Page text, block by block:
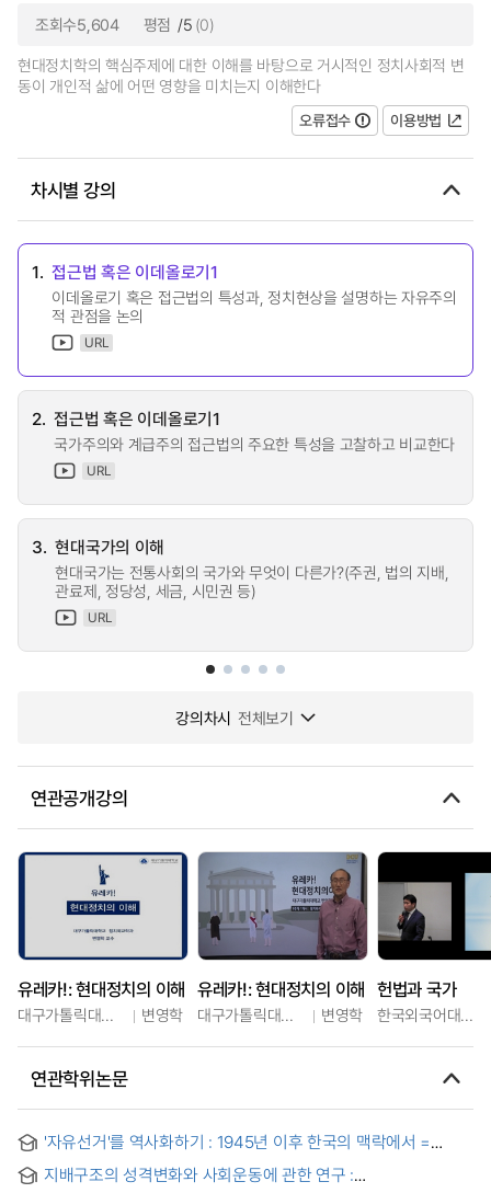
조회수5,604 평점 /5 (0)
현대정치학의 핵심주제에 대한 이해를 바탕으로 거시적인 정치사회적 변
동이 개인적 삶에 어떤 영향을 미치는지 이해한다
오류접수
이용방법
차시별 강의
1. 접근법 혹은 이데올로기1
이데올로기 혹은 접근법의 특성과, 정치현상을 설명하는 자유주의
적 관점을 논의
URL
2. 접근법 혹은 이데올로기1
국가주의와 계급주의 접근법의 주요한 특성을 고찰하고 비교한다
URL
3. 현대국가의 이해
현대국가는 전통사회의 국가와 무엇이 다른가?(주권, 법의 지배,
관료제, 정당성, 세금, 시민권 등)
URL
강의차시 전체보기
연관공개강의
유레카!: 현대정치의 이해
대구가톨릭대학교 변영학
유레카!: 현대정치의 이해
대구가톨릭대학교 변영학
헌법과 국가
한국외국어대학교
연관학위논문
'자유선거'를 역사화하기 : 1945년 이후 한국의 맥락에서 =
1945
지배구조의 성격변화와 사회운동에 관한 연구 :